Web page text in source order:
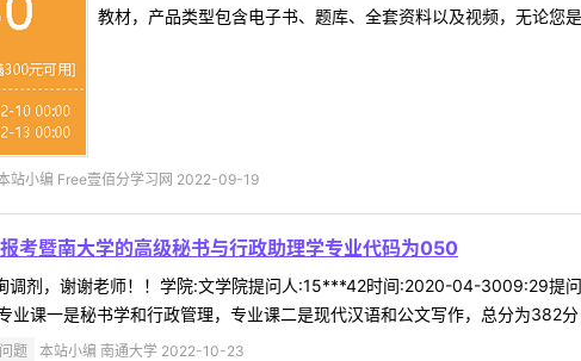
教材，产品类型包含电子书、题库、全套资料以及视频，无论您
站小编 Free壹佰分学习网 2022-09-19
考暨南大学的高级秘书与行政助理学专业代码为050
调剂，谢谢老师！！学院:文学院提问人:15***42时间:2020-04-3009:29提
业课一是秘书学和行政管理，专业课二是现代汉语和公文写作，总分为382
题 本站小编 南通大学 2022-10-23